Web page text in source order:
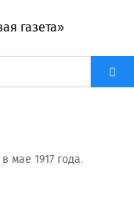
газета»
мае 1917 года.